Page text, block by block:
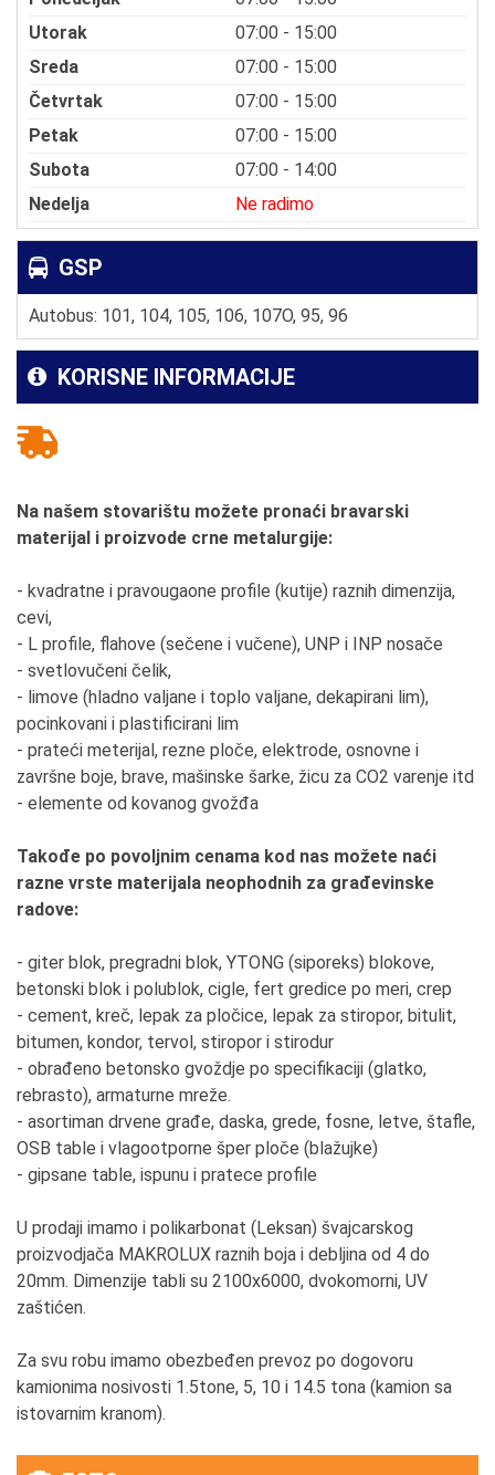
Utorak
07:00 - 15:00
Sreda
07:00 - 15:00
Četvrtak
07:00 - 15:00
Petak
07:00 - 15:00
Subota
07:00 - 14:00
Nedelja
Ne radimo
GSP
Autobus: 101, 104, 105, 106, 107O, 95, 96
KORISNE INFORMACIJE
Na našem stovarištu možete pronaći bravarski
materijal i proizvode crne metalurgije:
- kvadratne i pravougaone profile (kutije) raznih dimenzija,
cevi,
- L profile, flahove (sečene i vučene), UNP i INP nosače
- svetlovučeni čelik,
- limove (hladno valjane i toplo valjane, dekapirani lim),
pocinkovani i plastificirani lim
- prateći meterijal, rezne ploče, elektrode, osnovne i
završne boje, brave, mašinske šarke, žicu za CO2 varenje itd
- elemente od kovanog gvožđa
Takođe po povoljnim cenama kod nas možete naći
razne vrste materijala neophodnih za građevinske
radove:
- giter blok, pregradni blok, YTONG (siporeks) blokove,
betonski blok i polublok, cigle, fert gredice po meri, crep
- cement, kreč, lepak za pločice, lepak za stiropor, bitulit,
bitumen, kondor, tervol, stiropor i stirodur
- obrađeno betonsko gvoždje po specifikaciji (glatko,
rebrasto), armaturne mreže.
- asortiman drvene građe, daska, grede, fosne, letve, štafle,
OSB table i vlagootporne šper ploče (blažujke)
- gipsane table, ispunu i pratece profile
U prodaji imamo i polikarbonat (Leksan) švajcarskog
proizvodjača MAKROLUX raznih boja i debljina od 4 do
20mm. Dimenzije tabli su 2100x6000, dvokomorni, UV
zaštićen.
Za svu robu imamo obezbeđen prevoz po dogovoru
kamionima nosivosti 1.5tone, 5, 10 i 14.5 tona (kamion sa
istovarnim kranom).